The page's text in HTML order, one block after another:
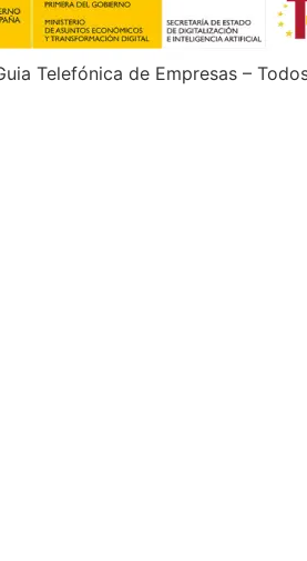
Telefónica de Empresas –